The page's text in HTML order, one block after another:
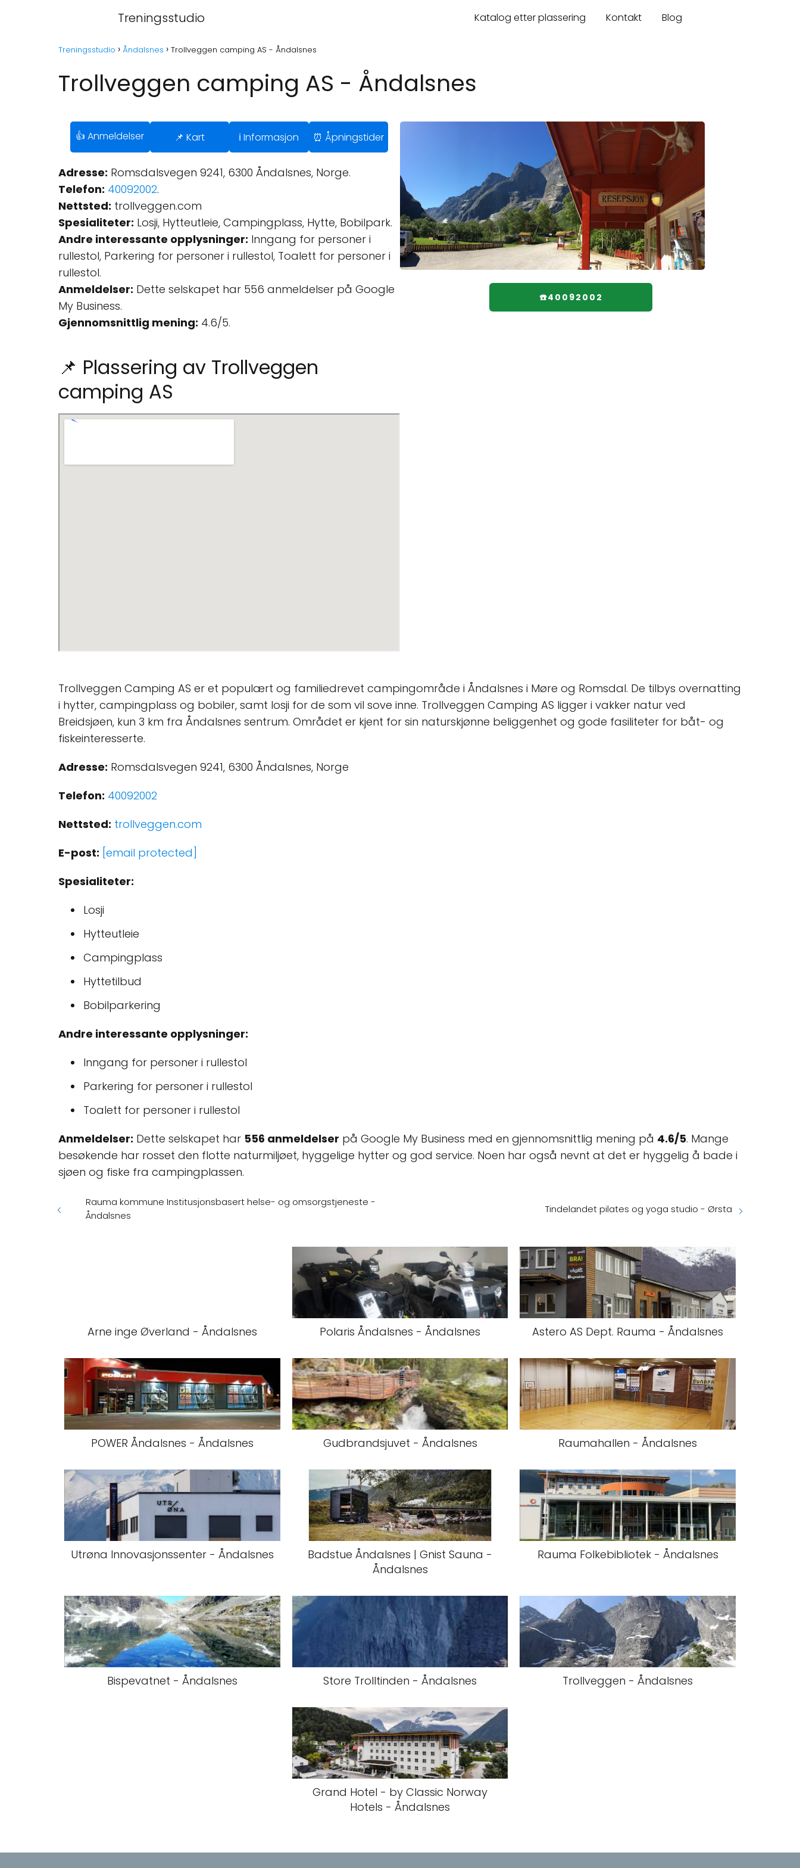
Treningsstudio Katalog etter plassering Kontakt Blog
Treningsstudio Åndalsnes Trollveggen camping AS - Åndalsnes
Trollveggen camping AS - Åndalsnes
👍 Anmeldelser 📌 Kart ℹ️ Informasjon ⏰ Åpningstider
Adresse: Romsdalsvegen 9241, 6300 Åndalsnes, Norge.
Telefon: 40092002.
Nettsted: trollveggen.com
Spesialiteter: Losji, Hytteutleie, Campingplass, Hytte, Bobilpark.
Andre interessante opplysninger: Inngang for personer i
rullestol, Parkering for personer i rullestol, Toalett for personer i
rullestol.
Anmeldelser: Dette selskapet har 556 anmeldelser på Google
My Business.
Gjennomsnittlig mening: 4.6/5.
📌 Plassering av Trollveggen
camping AS
☎️40092002
Trollveggen Camping AS er et populært og familiedrevet campingområde i Åndalsnes i Møre og Romsdal. De tilbys overnatting
i hytter, campingplass og bobiler, samt losji for de som vil sove inne. Trollveggen Camping AS ligger i vakker natur ved
Breidsjøen, kun 3 km fra Åndalsnes sentrum. Området er kjent for sin naturskjønne beliggenhet og gode fasiliteter for båt- og
fiskeinteresserte.
Adresse: Romsdalsvegen 9241, 6300 Åndalsnes, Norge
Telefon: 40092002
Nettsted: trollveggen.com
E-post: [email protected]
Spesialiteter:
Losji
Hytteutleie
Campingplass
Hyttetilbud
Bobilparkering
Andre interessante opplysninger:
Inngang for personer i rullestol
Parkering for personer i rullestol
Toalett for personer i rullestol
Anmeldelser: Dette selskapet har 556 anmeldelser på Google My Business med en gjennomsnittlig mening på 4.6/5. Mange
besøkende har rosset den flotte naturmiljøet, hyggelige hytter og god service. Noen har også nevnt at det er hyggelig å bade i
sjøen og fiske fra campingplassen.
Rauma kommune Institusjonsbasert helse- og omsorgstjeneste -
Åndalsnes
Tindelandet pilates og yoga studio - Ørsta
Arne inge Øverland - Åndalsnes Polaris Åndalsnes - Åndalsnes Astero AS Dept. Rauma - Åndalsnes
POWER Åndalsnes - Åndalsnes Gudbrandsjuvet - Åndalsnes Raumahallen - Åndalsnes
Utrøna Innovasjonssenter - Åndalsnes
Badstue Åndalsnes | Gnist Sauna -
Åndalsnes
Rauma Folkebibliotek - Åndalsnes
Bispevatnet - Åndalsnes Store Trolltinden - Åndalsnes Trollveggen - Åndalsnes
Grand Hotel - by Classic Norway
Hotels - Åndalsnes